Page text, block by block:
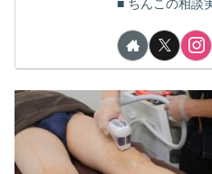
■ ちんこの相談